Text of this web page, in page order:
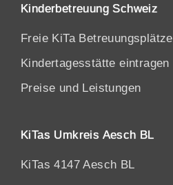
Kinderbetreuung Schweiz
Freie KiTa Betreuungsplätze
Kindertagesstätte eintragen
Preise und Leistungen
KiTas Umkreis Aesch BL
KiTas 4147 Aesch BL